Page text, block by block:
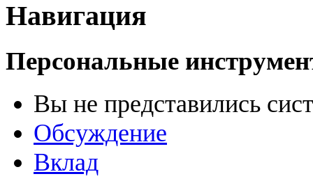
Навигация
Персональные
Вы не представились
Обсуждение
Вклад